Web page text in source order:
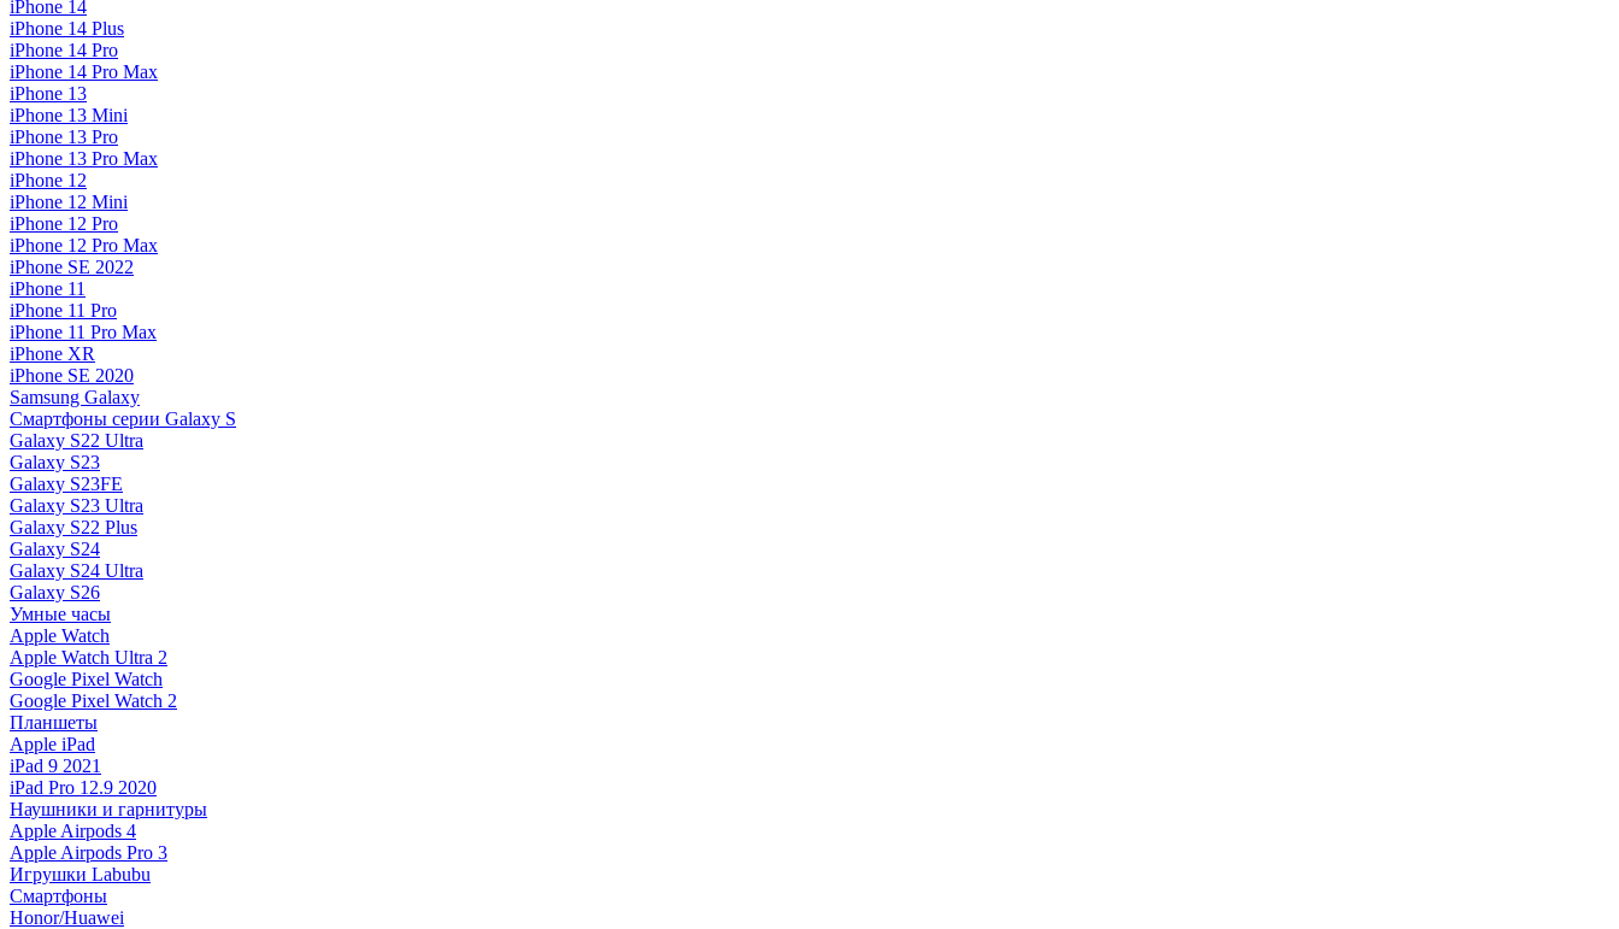
iPhone 14
iPhone 14 Plus
iPhone 14 Pro
iPhone 14 Pro Max
iPhone 13
iPhone 13 Mini
iPhone 13 Pro
iPhone 13 Pro Max
iPhone 12
iPhone 12 Mini
iPhone 12 Pro
iPhone 12 Pro Max
iPhone SE 2022
iPhone 11
iPhone 11 Pro
iPhone 11 Pro Max
iPhone XR
iPhone SE 2020
Samsung Galaxy
Смартфоны серии Galaxy S
Galaxy S22 Ultra
Galaxy S23
Galaxy S23FE
Galaxy S23 Ultra
Galaxy S22 Plus
Galaxy S24
Galaxy S24 Ultra
Galaxy S26
Умные часы
Apple Watch
Apple Watch Ultra 2
Google Pixel Watch
Google Pixel Watch 2
Планшеты
Apple iPad
iPad 9 2021
iPad Pro 12.9 2020
Наушники и гарнитуры
Apple Airpods 4
Apple Airpods Pro 3
Игрушки Labubu
Смартфоны
Honor/Huawei